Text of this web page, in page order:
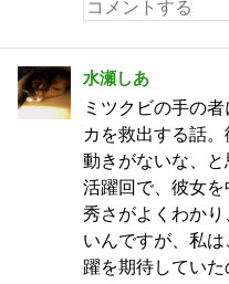
水瀬しあ
ミツクビの手の
カを救出する話
動きがないな、
活躍回で、彼女
秀さがよくわか
いんですが、私
躍を期待してい